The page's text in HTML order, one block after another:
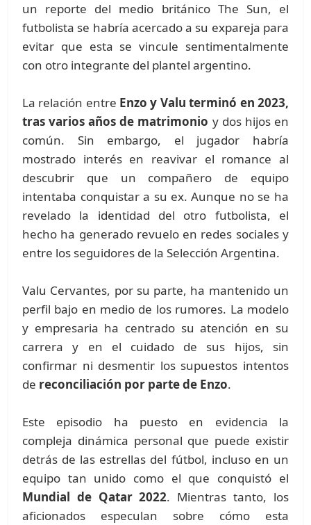
un reporte del medio británico The Sun, el
futbolista se habría acercado a su expareja para
evitar que esta se vincule sentimentalmente
con otro integrante del plantel argentino.
La relación entre Enzo y Valu terminó en 2023,
tras varios años de matrimonio y dos hijos en
común. Sin embargo, el jugador habría
mostrado interés en reavivar el romance al
descubrir que un compañero de equipo
intentaba conquistar a su ex. Aunque no se ha
revelado la identidad del otro futbolista, el
hecho ha generado revuelo en redes sociales y
entre los seguidores de la Selección Argentina.
Valu Cervantes, por su parte, ha mantenido un
perfil bajo en medio de los rumores. La modelo
y empresaria ha centrado su atención en su
carrera y en el cuidado de sus hijos, sin
confirmar ni desmentir los supuestos intentos
de reconciliación por parte de Enzo.
Este episodio ha puesto en evidencia la
compleja dinámica personal que puede existir
detrás de las estrellas del fútbol, incluso en un
equipo tan unido como el que conquistó el
Mundial de Qatar 2022. Mientras tanto, los
aficionados especulan sobre cómo esta